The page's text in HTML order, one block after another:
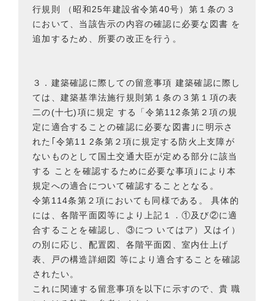
行規則 （昭和25年建設省令第40号）第１条の３
において、当該告示の内容の確認に必要な図書 を
追加するため、所要の改正を行う。
３．建築確認に際しての留意事項 建築確認に際し
ては、建築基準法施行規則第１条の３第１項の表
二の(十七)項に規定 する「令第112条第２項の規
定に適合することの確認に必要な図書｣に明示さ
れた｢令第11 2条第２項に規定する防火上支障が
ないものとして国土交通大臣が定める部分に該当
する ことを確認するために必要な事項｣により本
規定への適合について確認することとなる。
令第114条第２項においても同様である。 具体的
には、各階平面図等により上記１．①及び②に適
合することを確認し、③につ いてはア）又はイ）
の別に応じ、配置図、各階平面図、室内仕上げ
表、戸の構造詳細図 等により適合することを確認
されたい。
これに関連する留意事項を以下に示すので、貴 職